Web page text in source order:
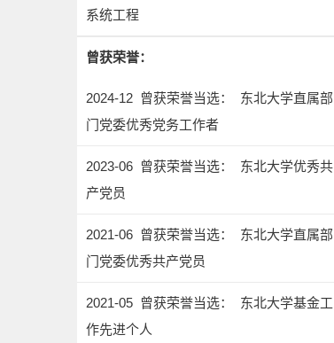
系统工程
曾获荣誉：
2024-12 曾获荣誉当选： 东北大学直属部
门党委优秀党务工作者
2023-06 曾获荣誉当选： 东北大学优秀共
产党员
2021-06 曾获荣誉当选： 东北大学直属部
门党委优秀共产党员
2021-05 曾获荣誉当选： 东北大学基金工
作先进个人